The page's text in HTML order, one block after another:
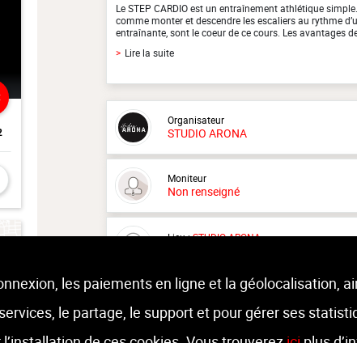
Le STEP CARDIO est un entraînement athlétique
comme monter et descendre les escaliers au rythme
entraînante, sont le coeur de ce cours. Les avantages
> Lire la suite
Organisateur
STUDIO ARONA
Moniteur
Non renseigné
Lieu :STUDIO ARONA
les paiements en ligne et la géolocalisation,
le partage, le support et pour gérer ses